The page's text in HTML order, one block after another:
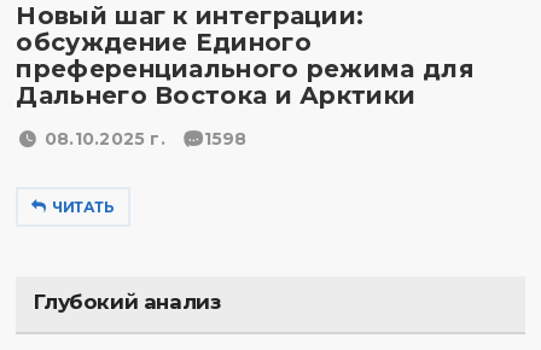
Новый шаг к интеграции:
обсуждение Единого
преференциального режима для
Дальнего Востока и Арктики
08.10.2025 г. 1598
ЧИТАТЬ
Глубокий анализ